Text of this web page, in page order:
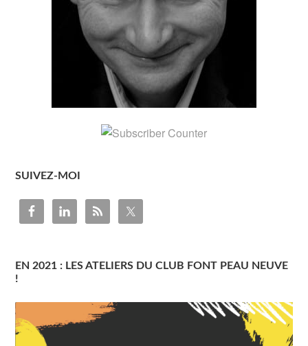
SUIVEZ-MOI
EN 2021 : LES ATELIERS DU CLUB FONT PEAU NEUVE
!